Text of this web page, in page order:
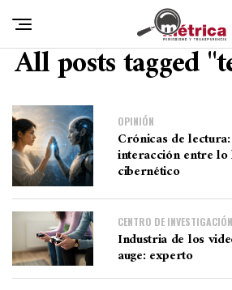
All posts tagged
OPINIÓN
Crónicas de
interacción entre lo
cibernético
CENTRO DE
Industria de los
auge: experto